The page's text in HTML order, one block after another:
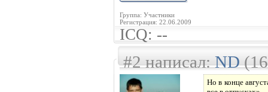
Группа: Участники
Регистрация: 22.06.2009
ICQ: --
#2 написал:ND
Но в конце